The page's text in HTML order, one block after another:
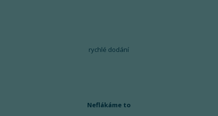
rychlé dodání
Neflákáme to